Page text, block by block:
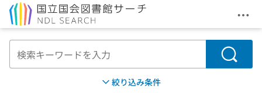
メ
検索
絞り込み条件